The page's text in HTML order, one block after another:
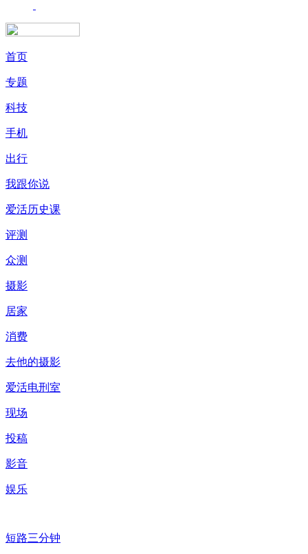
首页
专题
科技
手机
出行
我跟你说
爱活历史课
评测
众测
摄影
居家
消费
去他的摄影
爱活电刑室
现场
投稿
影音
娱乐
短路三分钟